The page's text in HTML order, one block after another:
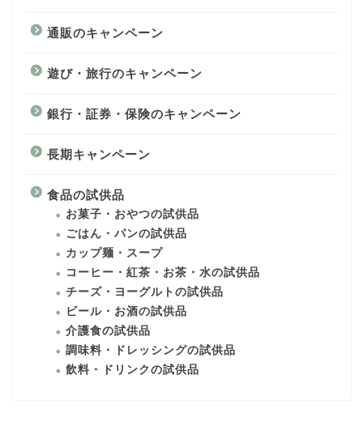
通販のキャンペーン
遊び・旅行のキャンペーン
銀行・証券・保険のキャンペーン
長期キャンペーン
食品の試供品
お菓子・おやつの試供品
ごはん・パンの試供品
カップ麺・スープ
コーヒー・紅茶・お茶・水の試供品
チーズ・ヨーグルトの試供品
ビール・お酒の試供品
介護食の試供品
調味料・ドレッシングの試供品
飲料・ドリンクの試供品